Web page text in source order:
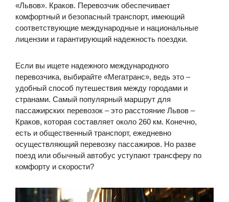
«Львов». Краков. Перевозчик обеспечивает
комфортный и безопасный транспорт, имеющий
соответствующие международные и национальные
лицензии и гарантирующий надежность поездки.
Если вы ищете надежного международного
перевозчика, выбирайте «Мегатранс», ведь это –
удобный способ путешествия между городами и
странами. Самый популярный маршрут для
пассажирских перевозок – это расстояние Львов –
Краков, которая составляет около 260 км. Конечно,
есть и общественный транспорт, ежедневно
осуществляющий перевозку пассажиров. Но разве
поезд или обычный автобус уступают трансферу по
комфорту и скорости?